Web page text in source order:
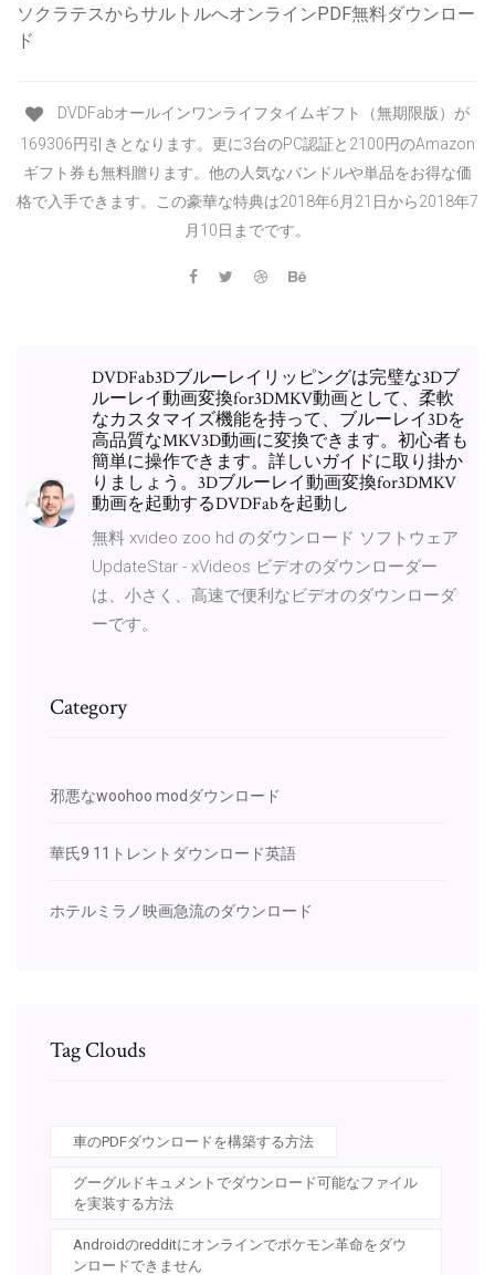
ソクラテスからサルトルへオンラインPDF無料ダウンロー
ド
DVDFabオールインワンライフタイムギフト（無期限版）が
169306円引きとなります。更に3台のPC認証と2100円のAmazon
ギフト券も無料贈ります。他の人気なバンドルや単品をお得な価
格で入手できます。この豪華な特典は2018年6月21日から2018年7
月10日までです。
DVDFab3Dブルーレイリッピングは完璧な3Dブ
ルーレイ動画変換for3DMKV動画として、柔軟
なカスタマイズ機能を持って、ブルーレイ3Dを
高品質なMKV3D動画に変換できます。初心者も
簡単に操作できます。詳しいガイドに取り掛か
りましょう。3Dブルーレイ動画変換for3DMKV
動画を起動するDVDFabを起動し
無料 xvideo zoo hd のダウンロード ソフトウェア
UpdateStar - xVideos ビデオのダウンローダー
は、小さく、高速で便利なビデオのダウンローダ
ーです。
Category
邪悪なwoohoo modダウンロード
華氏9 11トレントダウンロード英語
ホテルミラノ映画急流のダウンロード
Tag Clouds
車のPDFダウンロードを構築する方法
グーグルドキュメントでダウンロード可能なファイル
を実装する方法
Androidのredditにオンラインでポケモン革命をダウ
ンロードできません